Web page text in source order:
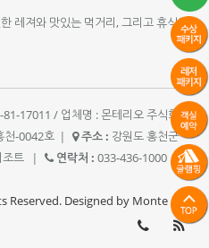
레져와 맛있는 먹거리, 그리고 휴식이
17011 / 업체명 : 몬테리오 주식회사
천-0042호 | 주소 : 강원도 홍천군
트
| 연락처 : 033-436-1000
|
Reserved. Designed by Monte rio.